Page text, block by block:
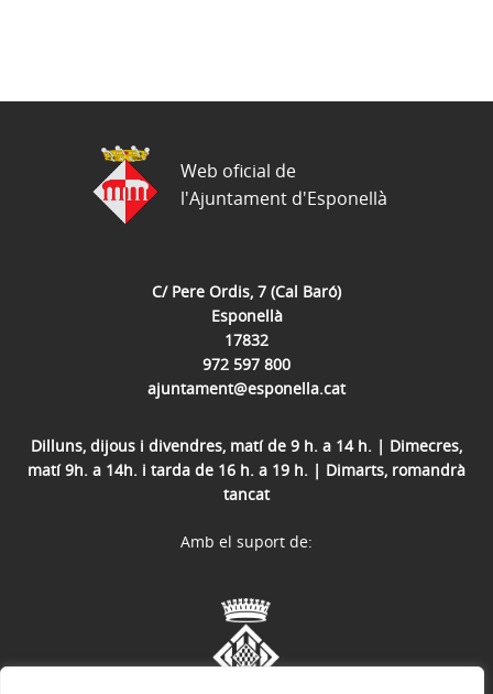
C/ Pere Ordis, 7 (Cal Baró)
Esponellà
17832
972 597 800
ajuntament@esponella.cat
Dilluns, dijous i divendres, matí de 9 h. a 14 h. | Dimecres,
matí 9h. a 14h. i tarda de 16 h. a 19 h. | Dimarts, romandrà
tancat
Web oficial de
l'Ajuntament d'Esponellà
Amb el suport de: